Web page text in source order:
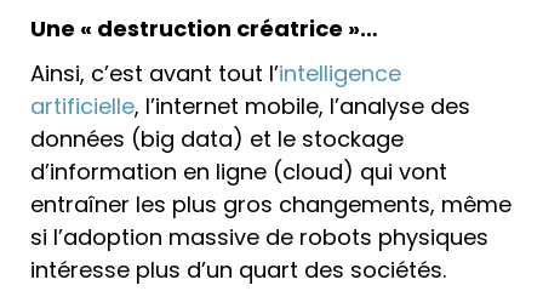
Une « destruction créatrice »…
Ainsi, c’est avant tout l’intelligence
artificielle, l’internet mobile, l’analyse des
données (big data) et le stockage
d’information en ligne (cloud) qui vont
entraîner les plus gros changements, même
si l’adoption massive de robots physiques
intéresse plus d’un quart des sociétés.